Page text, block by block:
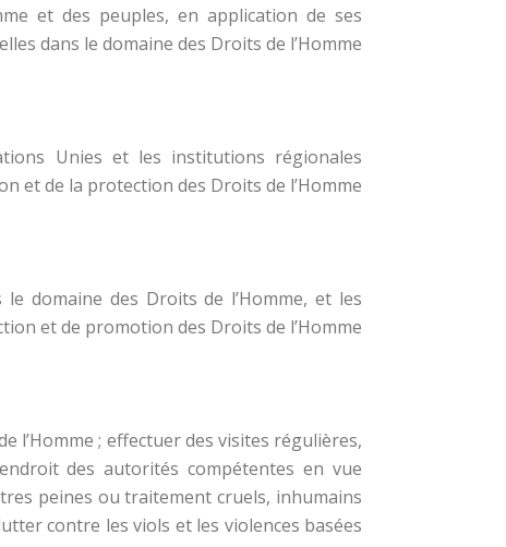
et des peuples, en application de ses
dans le domaine des Droits de l’Homme.
Unies et les institutions régionales
et de la protection des Droits de l’Homme.
domaine des Droits de l’Homme, et les
et de promotion des Droits de l’Homme.
l’Homme ; effectuer des visites régulières,
des autorités compétentes en vue
peines ou traitement cruels, inhumains
contre les viols et les violences basées